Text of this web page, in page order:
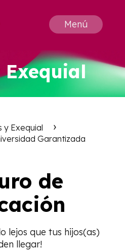
Menú
Exequial
y Exequial
Garantizada
de
lejos que tus hijos(as)
llegar!